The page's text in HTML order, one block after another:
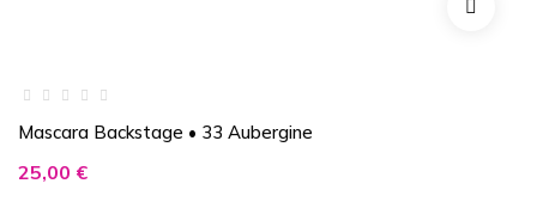
Mascara Backstage • 33 Aubergine
Prix
25,00 €